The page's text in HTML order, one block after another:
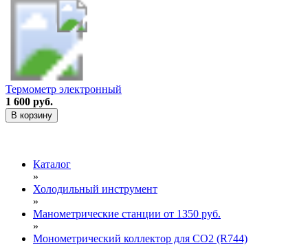
Термометр электронный
1 600 руб.
В корзину
Каталог
»
Холодильный инструмент
»
Манометрические станции от 1350 руб.
»
Монометрический коллектор для CO2 (R744)